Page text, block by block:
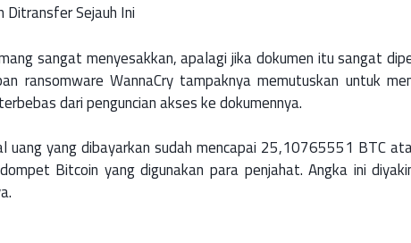
Ditransfer Sejauh Ini
sangat menyesakkan, apalagi jika dokumen itu sangat
ransomware WannaCry tampaknya memutuskan untuk
dari penguncian akses ke dokumennya.
uang yang dibayarkan sudah mencapai 25,10765551 BTC
Bitcoin yang digunakan para penjahat. Angka ini